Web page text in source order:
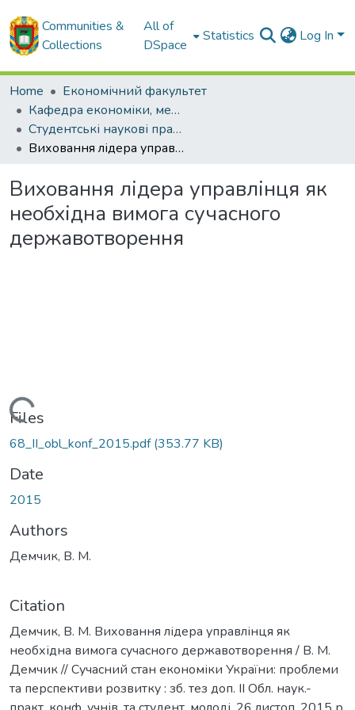
Communities &
Collections
All of
DSpace
Statistics Log In
Home
Економічний факультет
Кафедра економіки, менеджменту та комерційної діяльності
Студентські наукові праці кафедри ЕМ та КД
Виховання лідера управлінця як необхідна вимога сучасного державотворення
Виховання лідера управлінця як
необхідна вимога сучасного
державотворення
Loading...
Files
68_II_obl_konf_2015.pdf(353.77 KB)
Date
2015
Authors
Демчик, В. М.
Citation
Демчик, В. М. Виховання лідера управлінця як
необхідна вимога сучасного державотворення / В. М.
Демчик // Сучасний стан економіки України: проблеми
та перспективи розвитку : зб. тез доп. II Обл. наук.-